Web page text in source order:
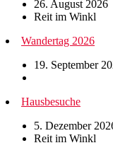
26. August 2026
Reit im Winkl
Wandertag 2026
19. September
Hausbesuche
5. Dezember
Reit im Winkl